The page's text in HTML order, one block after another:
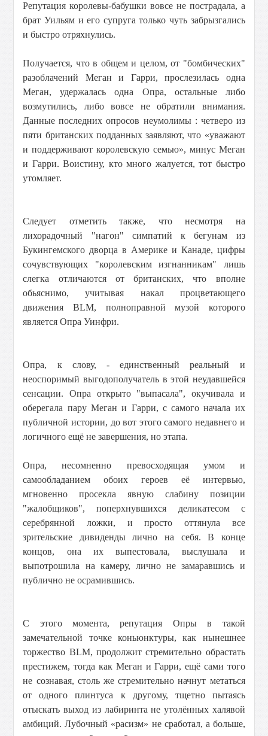
Репутация королевы-бабушки вовсе не пострадала, а
брат Уильям и его супруга только чуть забрызгались
и быстро отряхнулись.
Получается, что в общем и целом, от "бомбических"
разоблачений Меган и Гарри, прослезилась одна
Меган, удержалась одна Опра, остальные либо
возмутились, либо вовсе не обратили внимания.
Данные последних опросов неумолимы : четверо из
пяти британских подданных заявляют, что «уважают
и поддерживают королевскую семью», минус Меган
и Гарри. Воистину, кто много жалуется, тот быстро
утомляет.
Следует отметить также, что несмотря на
лихорадочный "нагон" симпатий к бегунам из
Букингемского дворца в Америке и Канаде, цифры
сочувствующих "королевским изгнанникам" лишь
слегка отличаются от британских, что вполне
обьяснимо, учитывая накал процветающего
движения BLM, полноправной музой которого
является Опра Уинфри.
Опра, к слову, - единственный реальный и
неоспоримый выгодополучатель в этой неудавшейся
сенсации. Опра открыто "выпасала", окучивала и
оберегала пару Меган и Гарри, с самого начала их
публичной истории, до вот этого самого недавнего и
логичного ещё не завершения, но этапа.
Опра, несомненно превосходящая умом и
самообладанием обоих героев её интервью,
мгновенно просекла явную слабину позиции
"жалобщиков", поперхнувшихся деликатесом с
серебрянной ложки, и просто оттянула все
зрительские дивиденды лично на себя. В конце
концов, она их выпестовала, выслушала и
выпотрошила на камеру, лично не замаравшись и
публично не осрамившись.
С этого момента, репутация Опры в такой
замечательной точке коньюнктуры, как нынешнее
торжество BLM, продолжит стремительно обрастать
престижем, тогда как Меган и Гарри, ещё сами того
не сознавая, столь же стремительно начнут метаться
от одного плинтуса к другому, тщетно пытаясь
отыскать выход из лабиринта не утолённых халявой
амбиций. Лубочный «расизм» не сработал, а больше,